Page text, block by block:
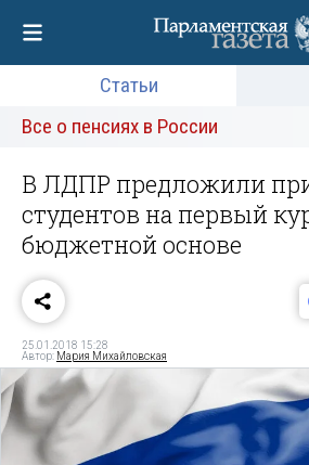
Статьи
Все о пенсиях в России
В ЛДПР предложили
студентов на первый
бюджетной основе
25.01.2018 15:28
Автор: Мария Михайловская